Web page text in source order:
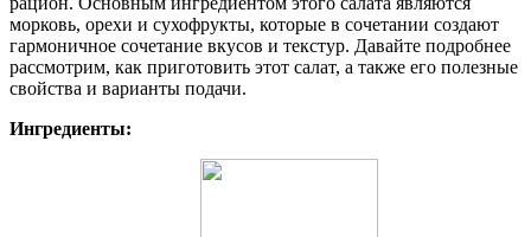
морковь, орехи и сухофрукты, которые в сочетании создают
гармоничное сочетание вкусов и текстур. Давайте подробнее
рассмотрим, как приготовить этот салат, а также его полезные
свойства и варианты подачи.
Ингредиенты: